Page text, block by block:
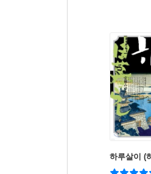
하루살이 (